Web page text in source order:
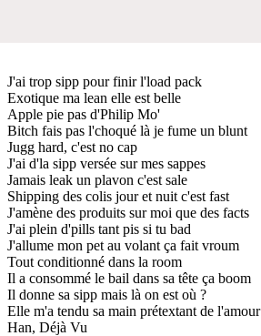
J'ai trop sipp pour finir l'load pack
Exotique ma lean elle est belle
Apple pie pas d'Philip Mo'
Bitch fais pas l'choqué là je fume un blunt
Jugg hard, c'est no cap
J'ai d'la sipp versée sur mes sappes
Jamais leak un plavon c'est sale
Shipping des colis jour et nuit c'est fast
J'amène des produits sur moi que des facts
J'ai plein d'pills tant pis si tu bad
J'allume mon pet au volant ça fait vroum
Tout conditionné dans la room
Il a consommé le bail dans sa tête ça boom
Il donne sa sipp mais là on est où ?
Elle m'a tendu sa main prétextant de l'amour
Han, Déjà Vu